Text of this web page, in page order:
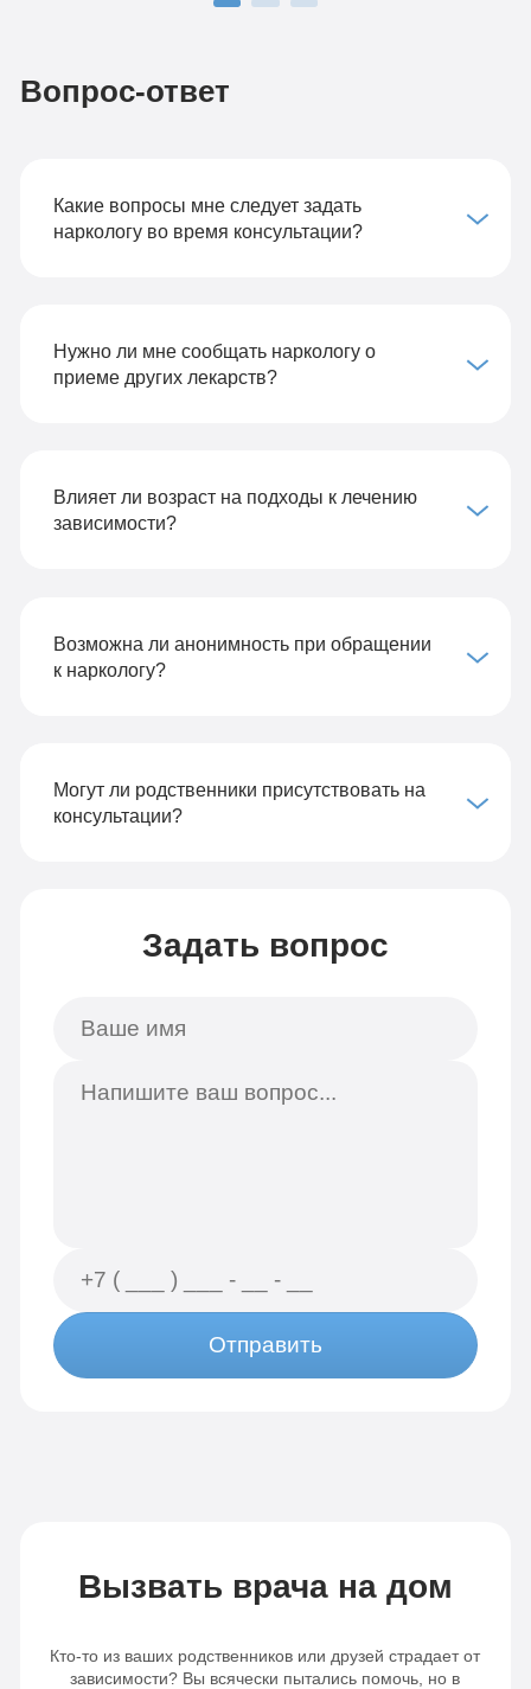
Вопрос-ответ
Какие вопросы мне следует задать
наркологу во время консультации?
Нужно ли мне сообщать наркологу о
приеме других лекарств?
Влияет ли возраст на подходы к лечению
зависимости?
Возможна ли анонимность при обращении
к наркологу?
Могут ли родственники присутствовать на
консультации?
Задать вопрос
Отправить
Вызвать врача на дом
Кто-то из ваших родственников или друзей страдает от
зависимости? Вы всячески пытались помочь, но в